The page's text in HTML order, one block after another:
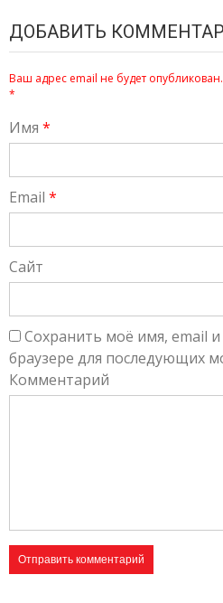
ДОБАВИТЬ
Ваш адрес email не будет опубликован.
*
Имя *
Email *
Сайт
Сохранить моё имя, email и
браузере для последующих
Комментарий